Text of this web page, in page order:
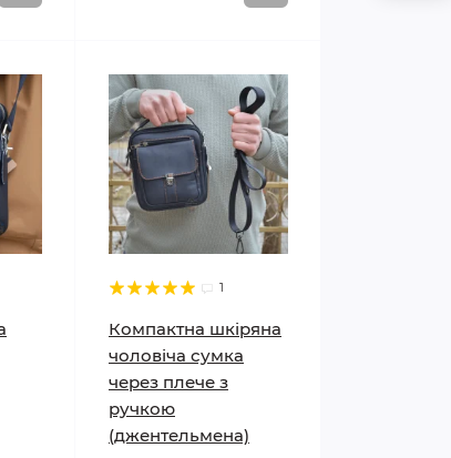
1
Компактна шкіряна
чоловіча сумка
через плече з
ручкою
(джентельмена)